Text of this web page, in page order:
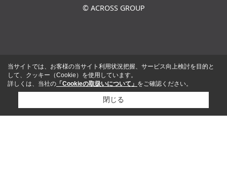
© ACROSS GROUP
当サイトでは、お客様の当サイト利用状況把握、サービス向上検討を目的と
して、クッキー（Cookie）を使用しています。
詳しくは、当社の 「Cookieの取扱いについて」 をご確認ください。
閉じる